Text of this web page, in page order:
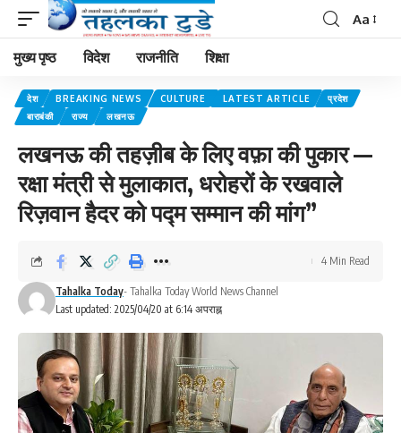
Aa
मुख्य पृष्ठ विदेश राजनीति शिक्षा
देश BREAKING NEWS CULTURE LATEST ARTICLE
प्रदेश
बाराबंकी
राज्य लखनऊ
लखनऊ की तहज़ीब के लिए वफ़ा की पुकार —
रक्षा मंत्री से मुलाकात, धरोहरों के रखवाले
रिज़वान हैदर को पद्म सम्मान की मांग”
Last updated: 2025/04/20 at 6:14 अपराह्न
Tahalka Today- Tahalka Today World News Channel
4 Min Read